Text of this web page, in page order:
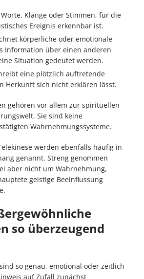
Klänge oder Stimmen, für die
Ereignis erkennbar ist.
körperliche oder emotionale
Information über einen anderen
Situation gedeutet werden.
eine plötzlich auftretende
Herkunft sich nicht erklären lässt.
gehören vor allem zur spirituellen
Sie sind keine
Wahrnehmungssysteme.
werden ebenfalls häufig in
genannt. Streng genommen
aber nicht um Wahrnehmung,
geistige Beeinflussung
so überzeugend
so genau, emotional oder zeitlich
auf Zufall zunächst